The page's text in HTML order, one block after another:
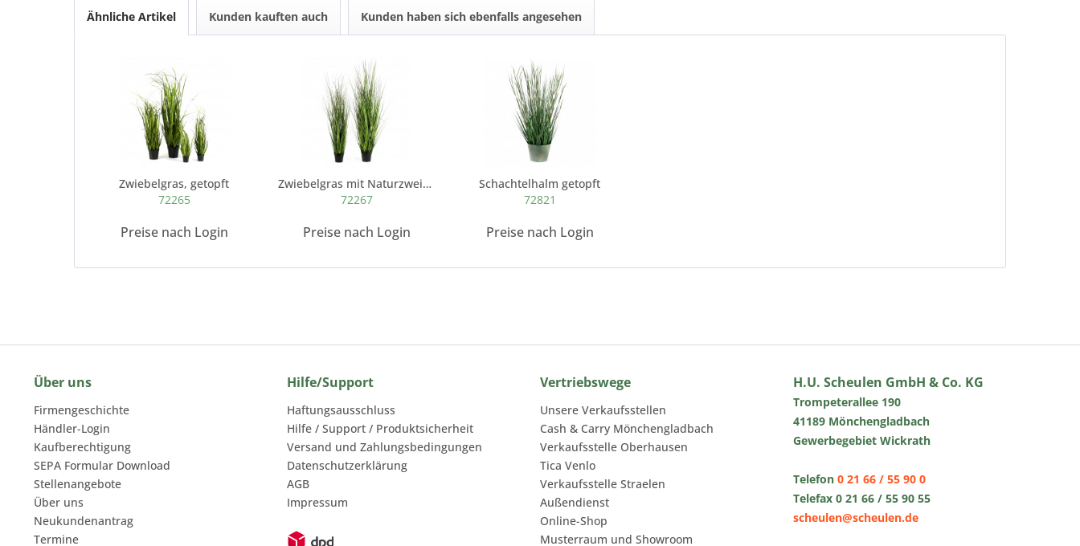
Ähnliche Artikel Kunden kauften auch Kunden haben sich ebenfalls angesehen
Zwiebelgras, getopft
72265
Preise nach Login
Zwiebelgras mit Naturzweigen, getopft
72267
Preise nach Login
Schachtelhalm getopft
72821
Preise nach Login
Über uns
Firmengeschichte
Händler-Login
Kaufberechtigung
SEPA Formular Download
Stellenangebote
Über uns
Neukundenantrag
Termine
Hilfe/Support
Haftungsausschluss
Hilfe / Support / Produktsicherheit
Versand und Zahlungsbedingungen
Datenschutzerklärung
AGB
Impressum
Vertriebswege
Unsere Verkaufsstellen
Cash & Carry Mönchengladbach
Verkaufsstelle Oberhausen
Tica Venlo
Verkaufsstelle Straelen
Außendienst
Online-Shop
Musterraum und Showroom
H.U. Scheulen GmbH & Co. KG
Trompeterallee 190
41189 Mönchengladbach
Gewerbegebiet Wickrath
Telefon 0 21 66 / 55 90 0
Telefax 0 21 66 / 55 90 55
scheulen@scheulen.de